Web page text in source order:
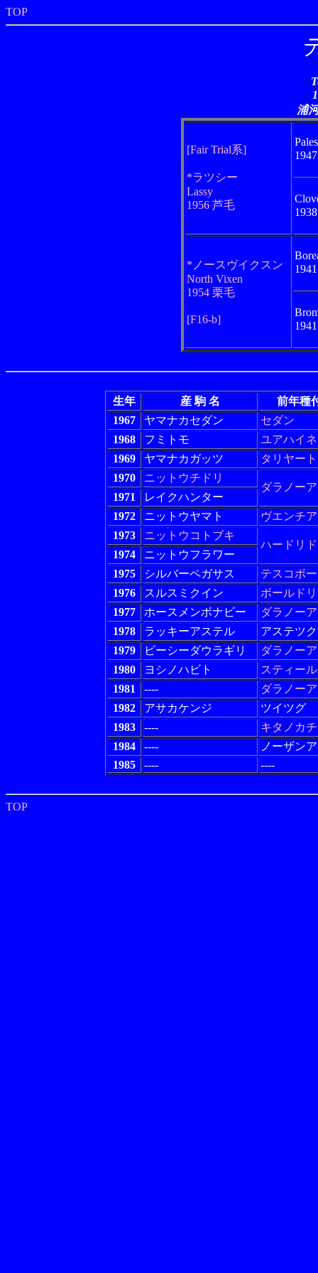
TOP
浦
[Fair Trial系]
*ラツシー
Lassy
1956 芦毛
*ノースヴイクスン
North Vixen
1954 栗毛
[F16-b]
生年 産 駒 名
前年種
1967
ヤマナカセダン
セダン
1968
フミトモ
ユアハイ
1969
ヤマナカガッツ
タリヤー
1970
ニットウチドリ
ダラノーア
1971
レイクハンター
1972
ニットウヤマト
ヴエンチア
1973
ニットウコトブキ
ハードリ
1974
ニットウフラワー
1975
シルバーペガサス
テスコボ
1976
スルスミクイン
ボールド
1977
ホースメンボナビー
ダラノーア
1978
ラッキーアステル
アステツク
1979
ビーシーダウラギリ
ダラノーア
1980
ヨシノハビト
スティー
1981
----
ダラノーア
1982
アサカケンジ
ツイツグ
1983
----
キタノカ
1984
----
ノーザン
1985
---- ----
TOP